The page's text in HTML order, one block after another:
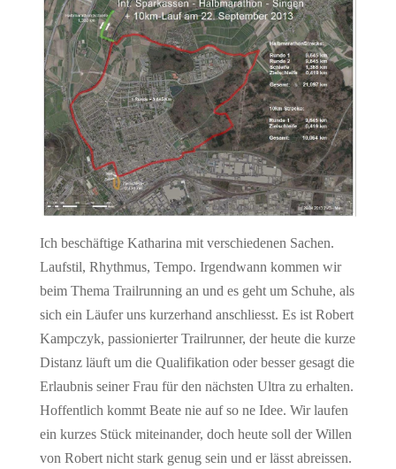
Ich beschäftige Katharina mit verschiedenen Sachen.
Laufstil, Rhythmus, Tempo. Irgendwann kommen wir
beim Thema Trailrunning an und es geht um Schuhe, als
sich ein Läufer uns kurzerhand anschliesst. Es ist Robert
Kampczyk, passionierter Trailrunner, der heute die kurze
Distanz läuft um die Qualifikation oder besser gesagt die
Erlaubnis seiner Frau für den nächsten Ultra zu erhalten.
Hoffentlich kommt Beate nie auf so ne Idee. Wir laufen
ein kurzes Stück miteinander, doch heute soll der Willen
von Robert nicht stark genug sein und er lässt abreissen.